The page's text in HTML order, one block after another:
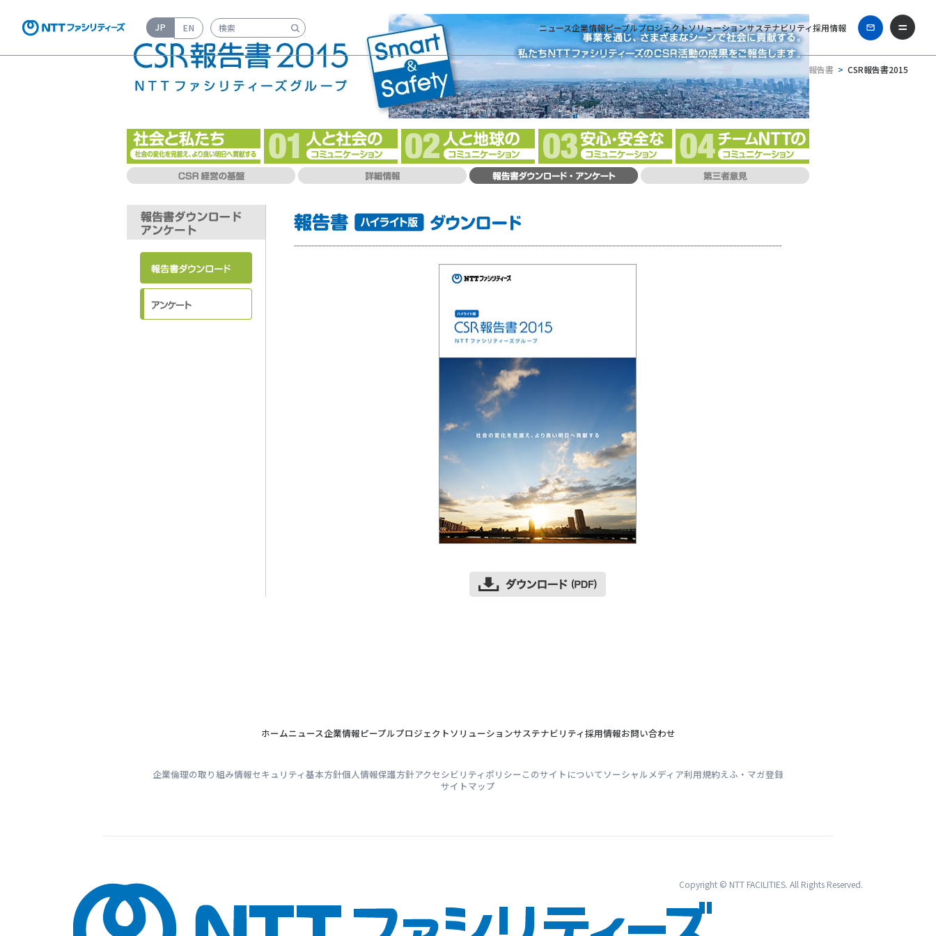
JP EN 検索キーワード入力 ニュース企業情報ピープルプロジェクトソリューションサステナビリティ採用情報
CSR報告書 CSR報告書2015
ホームニュース企業情報ピープルプロジェクトソリューションサステナビリティ採用情報お問い合わせ
企業倫理の取り組み情報セキュリティ基本方針個人情報保護方針アクセシビリティポリシー このサイトについてソーシャルメディア利用規約えふ・マガ登録
サイトマップ
Copyright © NTT FACILITIES. All Rights Reserved.